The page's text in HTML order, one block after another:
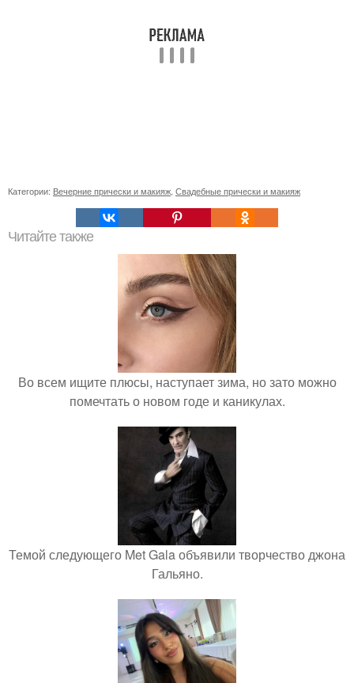
Категории: Вечерние прически и макияж Свадебные прически и макияж
Читайте также
Во всем ищите плюсы, наступает зима, но зато можно
помечтать о новом годе и каникулах.
Темой следующего Met Gala объявили творчество джона
Гальяно.